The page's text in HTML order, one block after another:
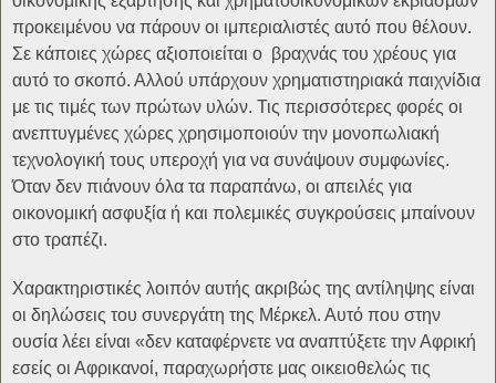
προκειμένου να πάρουν οι ιμπεριαλιστές αυτό που θέλουν.
Σε κάποιες χώρες αξιοποιείται ο βραχνάς του χρέους για
αυτό το σκοπό. Αλλού υπάρχουν χρηματιστηριακά παιχνίδια
με τις τιμές των πρώτων υλών. Τις περισσότερες φορές οι
ανεπτυγμένες χώρες χρησιμοποιούν την μονοπωλιακή
τεχνολογική τους υπεροχή για να συνάψουν συμφωνίες.
Όταν δεν πιάνουν όλα τα παραπάνω, οι απειλές για
οικονομική ασφυξία ή και πολεμικές συγκρούσεις μπαίνουν
στο τραπέζι.
Χαρακτηριστικές λοιπόν αυτής ακριβώς της αντίληψης είναι
οι δηλώσεις του συνεργάτη της Μέρκελ. Αυτό που στην
ουσία λέει είναι «δεν καταφέρνετε να αναπτύξετε την Αφρική
εσείς οι Αφρικανοί, παραχωρήστε μας οικειοθελώς τις